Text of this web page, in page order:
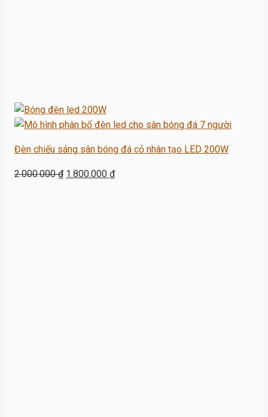
Đèn chiếu sáng sân bóng đá cỏ nhân tạo LED 200W
2.000.000₫ Giá
1.800.000 ₫Giá